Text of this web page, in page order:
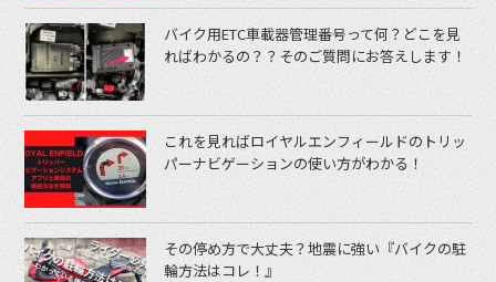
バイク用ETC車載器管理番号って何？どこを見
ればわかるの？？そのご質問にお答えします！
これを見ればロイヤルエンフィールドのトリッ
パーナビゲーションの使い方がわかる！
その停め方で大丈夫？地震に強い『バイクの駐
輪方法はコレ！』